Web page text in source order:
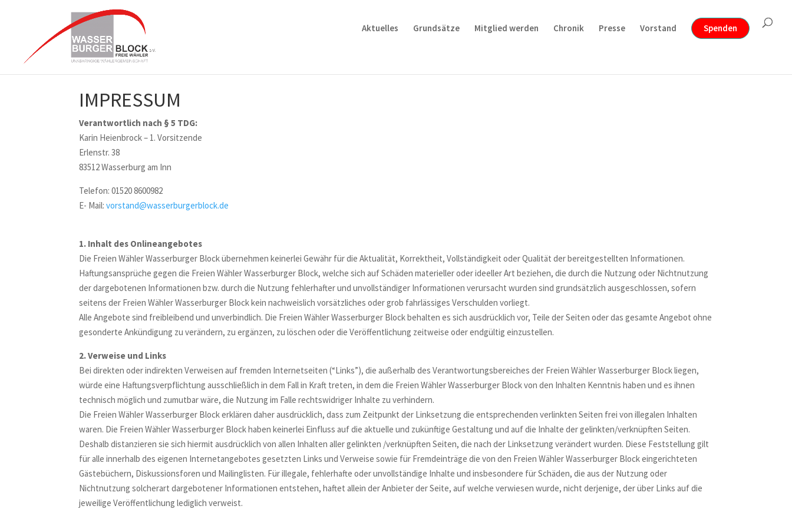
Aktuelles Grundsätze Mitglied werden Chronik Presse Vorstand Spenden
IMPRESSUM
Verantwortlich nach § 5 TDG:
Karin Heienbrock – 1. Vorsitzende
Erlenstr. 38
83512 Wasserburg am Inn
Telefon: 01520 8600982
E- Mail:vorstand@wasserburgerblock.de
1. Inhalt des Onlineangebotes
Die Freien Wähler Wasserburger Block übernehmen keinerlei Gewähr für die Aktualität, Korrektheit, Vollständigkeit oder Qualität der bereitgestellten Informationen.
Haftungsansprüche gegen die Freien Wähler Wasserburger Block, welche sich auf Schäden materieller oder ideeller Art beziehen, die durch die Nutzung oder Nichtnutzung
der dargebotenen Informationen bzw. durch die Nutzung fehlerhafter und unvollständiger Informationen verursacht wurden sind grundsätzlich ausgeschlossen, sofern
seitens der Freien Wähler Wasserburger Block kein nachweislich vorsätzliches oder grob fahrlässiges Verschulden vorliegt.
Alle Angebote sind freibleibend und unverbindlich. Die Freien Wähler Wasserburger Block behalten es sich ausdrücklich vor, Teile der Seiten oder das gesamte Angebot ohne
gesonderte Ankündigung zu verändern, zu ergänzen, zu löschen oder die Veröffentlichung zeitweise oder endgültig einzustellen.
2. Verweise und Links
Bei direkten oder indirekten Verweisen auf fremden Internetseiten (“Links”), die außerhalb des Verantwortungsbereiches der Freien Wähler Wasserburger Block liegen,
würde eine Haftungsverpflichtung ausschließlich in dem Fall in Kraft treten, in dem die Freien Wähler Wasserburger Block von den Inhalten Kenntnis haben und es ihnen
technisch möglich und zumutbar wäre, die Nutzung im Falle rechtswidriger Inhalte zu verhindern.
Die Freien Wähler Wasserburger Block erklären daher ausdrücklich, dass zum Zeitpunkt der Linksetzung die entsprechenden verlinkten Seiten frei von illegalen Inhalten
waren. Die Freien Wähler Wasserburger Block haben keinerlei Einfluss auf die aktuelle und zukünftige Gestaltung und auf die Inhalte der gelinkten/verknüpften Seiten.
Deshalb distanzieren sie sich hiermit ausdrücklich von allen Inhalten aller gelinkten /verknüpften Seiten, die nach der Linksetzung verändert wurden. Diese Feststellung gilt
für alle innerhalb des eigenen Internetangebotes gesetzten Links und Verweise sowie für Fremdeinträge die von den Freien Wähler Wasserburger Block eingerichteten
Gästebüchern, Diskussionsforen und Mailinglisten. Für illegale, fehlerhafte oder unvollständige Inhalte und insbesondere für Schäden, die aus der Nutzung oder
Nichtnutzung solcherart dargebotener Informationen entstehen, haftet allein der Anbieter der Seite, auf welche verwiesen wurde, nicht derjenige, der über Links auf die
jeweilige Veröffentlichung lediglich verweist.